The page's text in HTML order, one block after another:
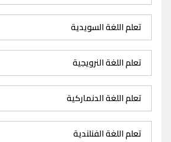
تعلم اللغة السويدية
تعلم اللغة النرويجية
تعلم اللغة الدنماركية
تعلم اللغة الفنلندية